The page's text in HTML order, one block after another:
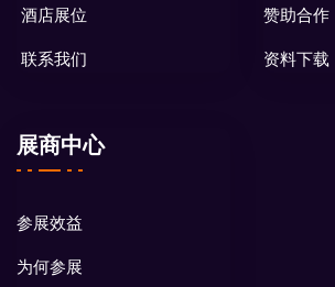
酒店展位
联系我们
赞助合作
资料下载
展商中心
参展效益
为何参展